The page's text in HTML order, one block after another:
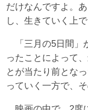
だけなんですよ。
し、生きていく上
「三月の5日間」
ったことによって
とが当たり前とな
っていく一方で、